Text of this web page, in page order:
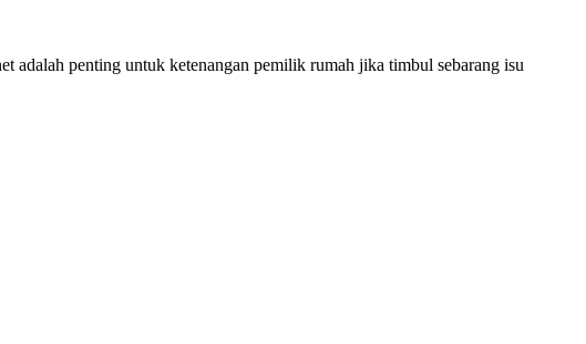
adalah penting untuk ketenangan pemilik rumah jika timbul sebarang isu